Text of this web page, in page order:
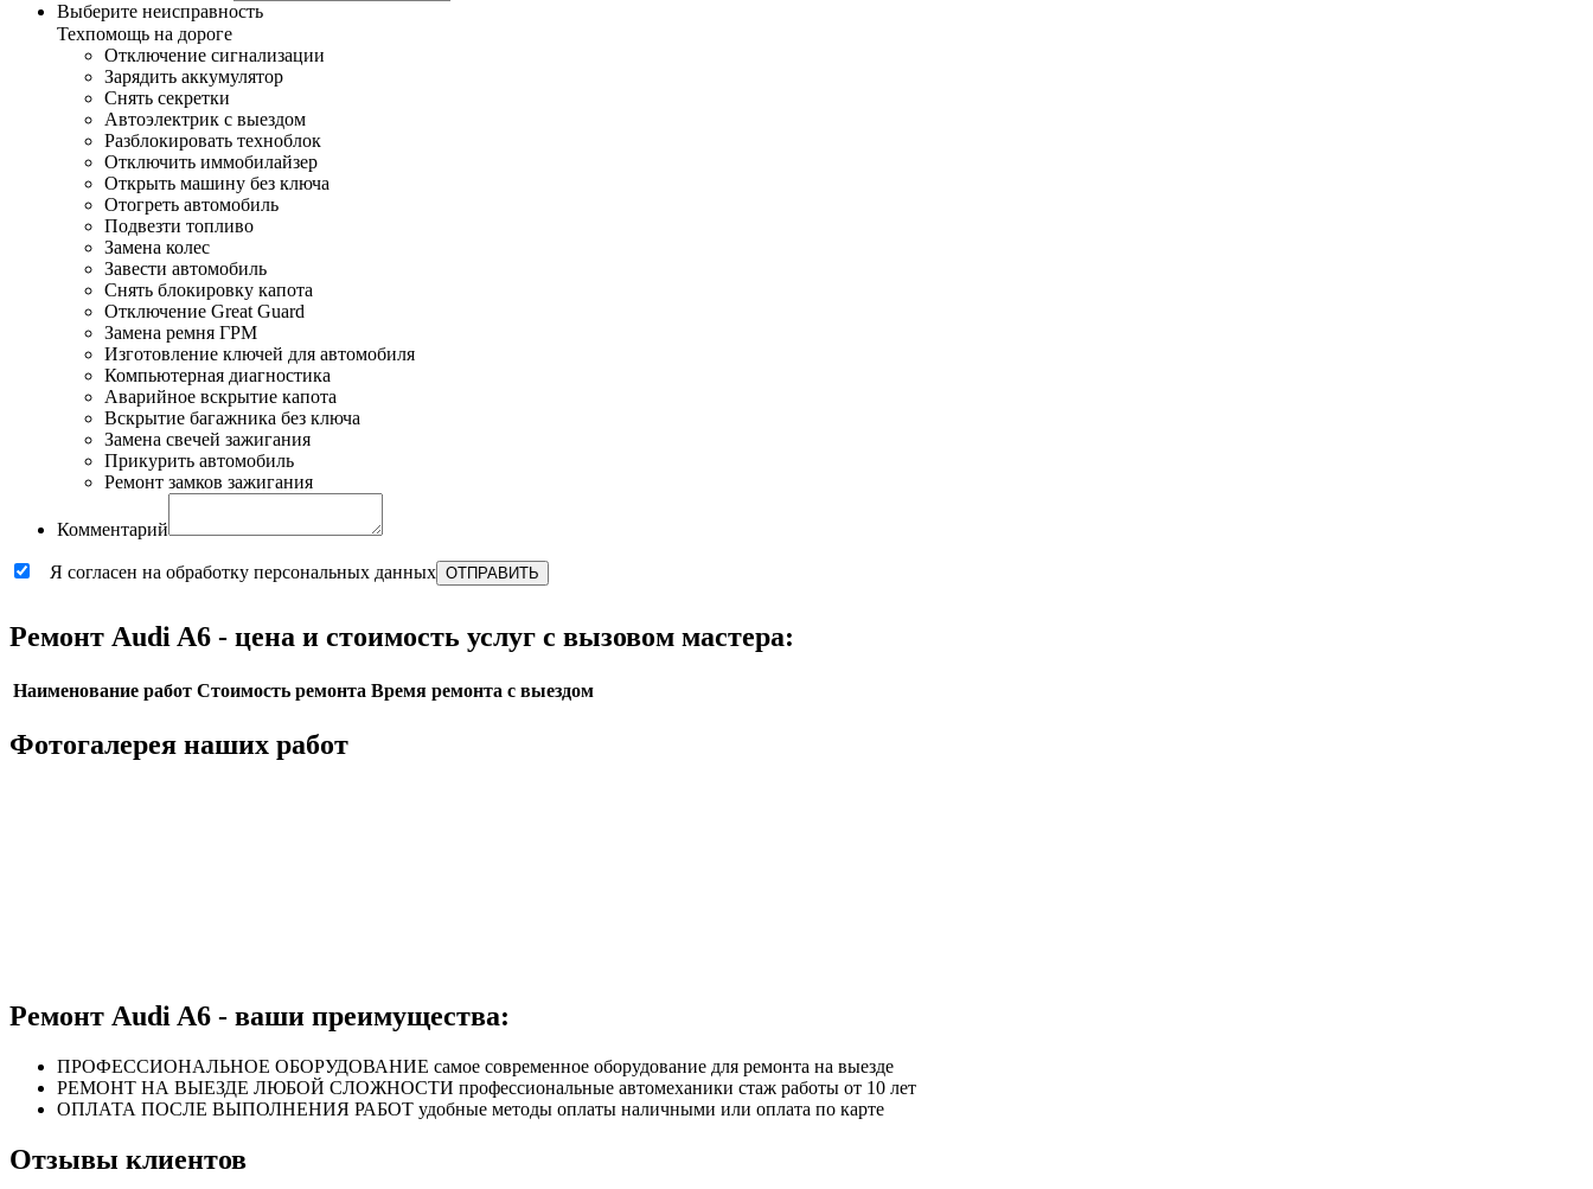
Выберите неисправность
Техпомощь на дороге
Отключение сигнализации
Зарядить аккумулятор
Снять секретки
Автоэлектрик с выездом
Разблокировать техноблок
Отключить иммобилайзер
Открыть машину без ключа
Отогреть автомобиль
Подвезти топливо
Замена колес
Завести автомобиль
Снять блокировку капота
Отключение Great Guard
Замена ремня ГРМ
Изготовление ключей для автомобиля
Компьютерная диагностика
Аварийное вскрытие капота
Вскрытие багажника без ключа
Замена свечей зажигания
Прикурить автомобиль
Ремонт замков зажигания
Комментарий
Я согласен на обработку персональных данных ОТПРАВИТЬ
Ремонт Audi A6 - цена и стоимость услуг с вызовом мастера:
Наименование работ Стоимость ремонта Время ремонта с выездом
Фотогалерея наших работ
Ремонт Audi A6 - ваши преимущества:
ПРОФЕССИОНАЛЬНОЕ ОБОРУДОВАНИЕ самое современное оборудование для ремонта на выезде
РЕМОНТ НА ВЫЕЗДЕ ЛЮБОЙ СЛОЖНОСТИ профессиональные автомеханики стаж работы от 10 лет
ОПЛАТА ПОСЛЕ ВЫПОЛНЕНИЯ РАБОТ удобные методы оплаты наличными или оплата по карте
Отзывы клиентов